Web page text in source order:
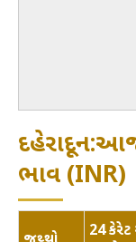
દહેરાદૂન:આજે
ભાવ (INR)
24 કેરેટ